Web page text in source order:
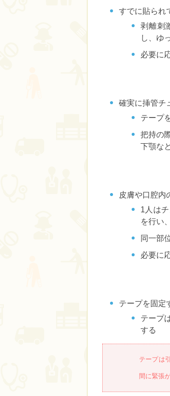
すでに貼られ
剥離刺
し、ゆ
必要に
確実に挿管チ
テープ
把持の
下顎な
皮膚や口腔内
1人は
を行い
同一部
必要に
テープを固定
テープ
する
テープは
間に緊張